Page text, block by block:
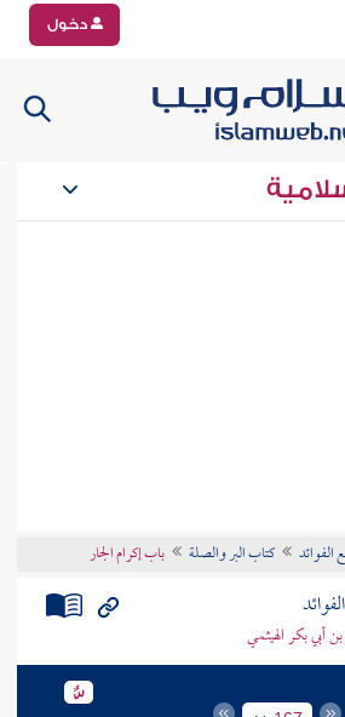
دخول
الفوائد كتاب البر والصلة باب إكرام الجار
أبي بكر الهيثمي